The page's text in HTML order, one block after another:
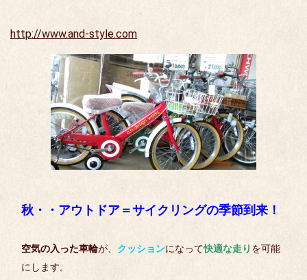
http://www.and-style.com
秋・・アウトドア＝サイクリングの季節到来！
空気の入った車輪が、 クッションになって快適な走り を可能
にします 。